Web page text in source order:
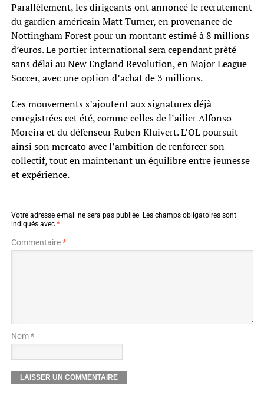
Parallèlement, les dirigeants ont annoncé le recrutement
du gardien américain Matt Turner, en provenance de
Nottingham Forest pour un montant estimé à 8 millions
d’euros. Le portier international sera cependant prêté
sans délai au New England Revolution, en Major League
Soccer, avec une option d’achat de 3 millions.
Ces mouvements s’ajoutent aux signatures déjà
enregistrées cet été, comme celles de l’ailier Alfonso
Moreira et du défenseur Ruben Kluivert. L’OL poursuit
ainsi son mercato avec l’ambition de renforcer son
collectif, tout en maintenant un équilibre entre jeunesse
et expérience.
Votre adresse e-mail ne sera pas publiée. Les champs obligatoires sont
indiqués avec *
Commentaire*
Nom *